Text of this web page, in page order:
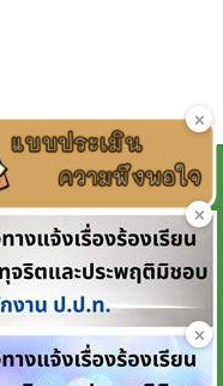
ติดต่อเรา ×
×
×